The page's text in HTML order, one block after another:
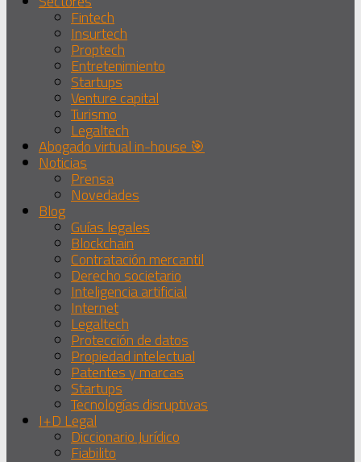
Fintech
Insurtech
Proptech
Entretenimiento
Startups
Venture capital
Turismo
Legaltech
Abogado virtual in-house 🎯
Noticias
Prensa
Novedades
Blog
Guías legales
Blockchain
Contratación mercantil
Derecho societario
Inteligencia artificial
Internet
Legaltech
Protección de datos
Propiedad intelectual
Patentes y marcas
Startups
Tecnologías disruptivas
I+D Legal
Diccionario Jurídico
Fiabilito